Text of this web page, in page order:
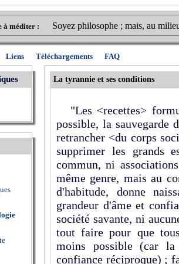
à méditer : Soyez philosophe ; mais, au
Liens Téléchargements FAQ
La tyrannie et ses conditions
"Les <recettes>
possible, la sauvegarde
retrancher <du corps
supprimer les grands
commun, ni
même genre, mais au
d'habitude, donne
grandeur d'âme et
société savante, ni
tout faire pour que
moins possible (car la
confiance réciproque) ;